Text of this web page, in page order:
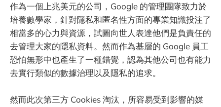
作為一個上兆美元的公司，Google 的管理團隊致力於
培養數學家，針對隱私和匿名性方面的專業知識投注了
相當多的心力與資源，試圖向世人表達他們是負責任的
去管理大家的隱私資料。然而作為基層的 Google 員工
恐怕無形中也產生了一種錯覺，認為其他公司也有能力
去實行類似的數據治理以及隱私的追求。
然而此次第三方 Cookies 淘汰，所容易受到影響的媒